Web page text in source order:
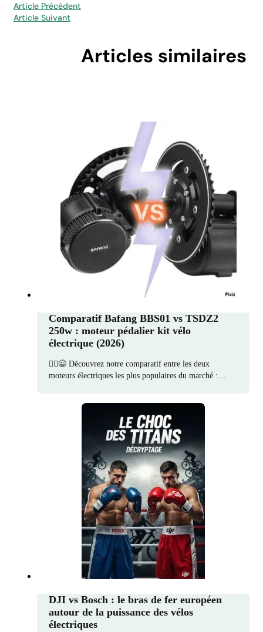
Article Précédent
Article Suivant
Articles similaires
Comparatif Bafang BBS01 vs TSDZ2
250w : moteur pédalier kit vélo
électrique (2026)
🚵‍♀️😉 Découvrez notre comparatif entre les deux
moteurs électriques les plus populaires du marché :…
DJI vs Bosch : le bras de fer européen
autour de la puissance des vélos
électriques